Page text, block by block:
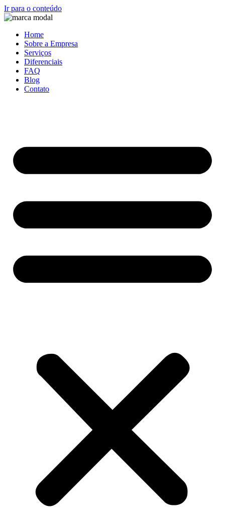
Ir para o conteúdo
Home
Sobre a Empresa
Serviços
Diferenciais
FAQ
Blog
Contato